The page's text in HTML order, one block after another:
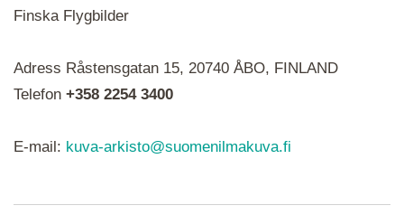
ikoner är det en serie i varje. Utplacerade bilder
syns som nålar istället.
Finska Flygbilder
Adress Råstensgatan 15, 20740 ÅBO, FINLAND
Telefon +358 2254 3400
E-mail: kuva-arkisto@suomenilmakuva.fi